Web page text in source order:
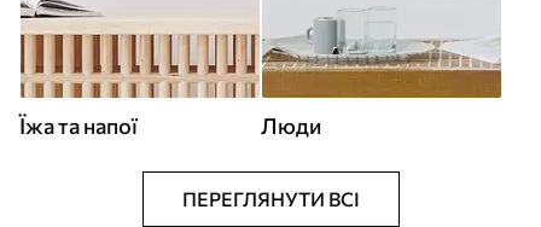
Їжа та напої Люди
ПЕРЕГЛЯНУТИ ВСІ